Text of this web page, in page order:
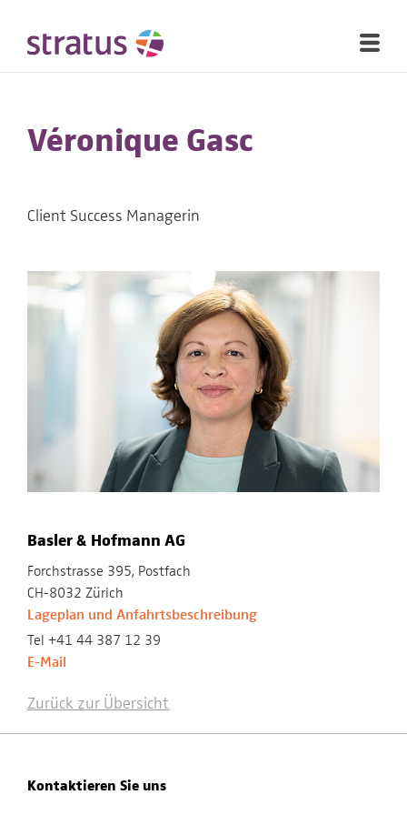
Véronique Gasc
Client Success Managerin
Basler & Hofmann AG
Forchstrasse 395, Postfach
CH-8032 Zürich
Lageplan und Anfahrtsbeschreibung
Tel +41 44 387 12 39
E-Mail
Zurück zur Übersicht
Kontaktieren Sie uns